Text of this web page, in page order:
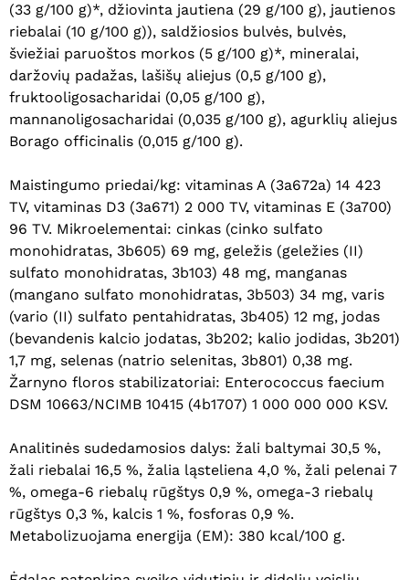
Krepšelyje nėra produktų.
Eiti Į Parduotuvę
(33 g/100 g)*, džiovinta jautiena (29 g/100 g), jautienos
riebalai (10 g/100 g)), saldžiosios bulvės, bulvės,
šviežiai paruoštos morkos (5 g/100 g)*, mineralai,
daržovių padažas, lašišų aliejus (0,5 g/100 g),
fruktooligosacharidai (0,05 g/100 g),
mannanoligosacharidai (0,035 g/100 g), agurklių aliejus
Borago officinalis (0,015 g/100 g).
Maistingumo priedai/kg: vitaminas A (3a672a) 14 423
TV, vitaminas D3 (3a671) 2 000 TV, vitaminas E (3a700)
96 TV. Mikroelementai: cinkas (cinko sulfato
monohidratas, 3b605) 69 mg, geležis (geležies (II)
sulfato monohidratas, 3b103) 48 mg, manganas
(mangano sulfato monohidratas, 3b503) 34 mg, varis
(vario (II) sulfato pentahidratas, 3b405) 12 mg, jodas
(bevandenis kalcio jodatas, 3b202; kalio jodidas, 3b201)
1,7 mg, selenas (natrio selenitas, 3b801) 0,38 mg.
Žarnyno floros stabilizatoriai: Enterococcus faecium
DSM 10663/NCIMB 10415 (4b1707) 1 000 000 000 KSV.
Analitinės sudedamosios dalys: žali baltymai 30,5 %,
žali riebalai 16,5 %, žalia ląsteliena 4,0 %, žali pelenai 7
%, omega-6 riebalų rūgštys 0,9 %, omega-3 riebalų
rūgštys 0,3 %, kalcis 1 %, fosforas 0,9 %.
Metabolizuojama energija (EM): 380 kcal/100 g.